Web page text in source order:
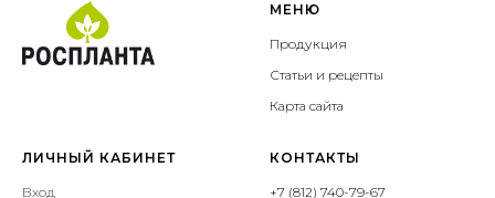
МЕНЮ
Продукция
Статьи и рецепты
Карта сайта
ЛИЧНЫЙ КАБИНЕТ
Вход
КОНТАКТЫ
+7 (812) 740-79-67